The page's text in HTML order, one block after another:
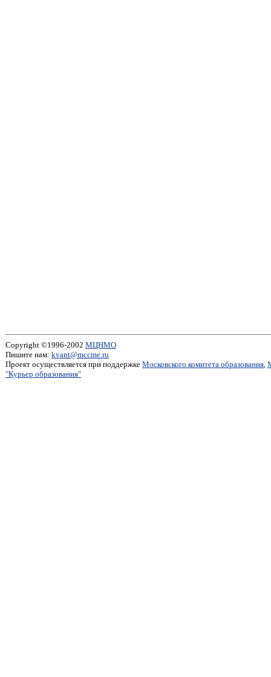
Copyright ©1996-2002 МЦНМО
Пишите нам: kvant@mccme.ru
Проект осуществляется при поддержке Московского комитета образования,
"Курьер образования"